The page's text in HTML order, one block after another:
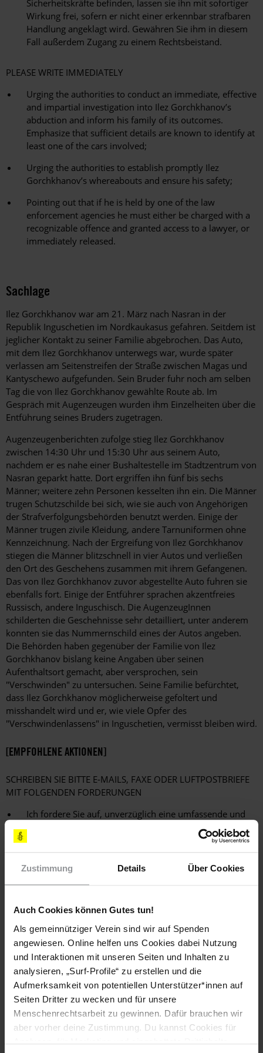
Zustimmung Details Über Cookies
Auch Cookies können Gutes tun!
Als gemeinnütziger Verein sind wir auf Spenden
angewiesen. Online helfen uns Cookies dabei Nutzung
und Interaktionen mit unseren Seiten und Inhalten zu
analysieren, „Surf-Profile“ zu erstellen und die
Aufmerksamkeit von potentiellen Unterstützer*innen auf
Seiten Dritter zu wecken und für unsere
Menschenrechtsarbeit zu gewinnen. Dafür brauchen wir
aber vorher deine Zustimmung. Du kannst Cookies für
Sicherheitskräfte befinden, lassen sie ihn mit sofortiger
Wirkung frei, sofern er nicht einer erkennbar strafbaren
Handlung angeklagt wird. Gewähren Sie ihm in diesem
Fall außerdem Zugang zu einem Rechtsbeistand.
PLEASE WRITE IMMEDIATELY
Urging the authorities to conduct an immediate, effective
and impartial investigation into Ilez Gorchkhanov’s
abduction and inform his family of its outcomes.
Emphasize that sufficient details are known to identify at
least one of the cars involved;
Urging the authorities to establish promptly Ilez
Gorchkhanov’s whereabouts and ensure his safety;
Pointing out that if he is held by one of the law
enforcement agencies he must either be charged with a
recognizable offence and granted access to a lawyer, or
immediately released.
Sachlage
Ilez Gorchkhanov war am 21. März nach Nasran in der
Republik Inguschetien im Nordkaukasus gefahren. Seitdem ist
jeglicher Kontakt zu seiner Familie abgebrochen. Das Auto,
mit dem Ilez Gorchkhanov unterwegs war, wurde später
verlassen am Seitenstreifen der Straße zwischen Magas und
Kantyschewo aufgefunden. Sein Bruder fuhr noch am selben
Tag die von Ilez Gorchkhanov gewählte Route ab. Im
Gespräch mit Augenzeugen wurden ihm Einzelheiten über die
Entführung seines Bruders zugetragen.
Augenzeugenberichten zufolge stieg Ilez Gorchkhanov
zwischen 14:30 Uhr und 15:30 Uhr aus seinem Auto,
nachdem er es nahe einer Bushaltestelle im Stadtzentrum von
Nasran geparkt hatte. Dort ergriffen ihn fünf bis sechs
Männer; weitere zehn Personen kesselten ihn ein. Die Männer
trugen Schutzschilde bei sich, wie sie auch von Angehörigen
der Strafverfolgungsbehörden benutzt werden. Einige der
Männer trugen zivile Kleidung, andere Tarnuniformen ohne
Kennzeichnung. Nach der Ergreifung von Ilez Gorchkhanov
stiegen die Männer blitzschnell in vier Autos und verließen
den Ort des Geschehens zusammen mit ihrem Gefangenen.
Das von Ilez Gorchkhanov zuvor abgestellte Auto fuhren sie
ebenfalls fort. Einige der Entführer sprachen akzentfreies
Russisch, andere Inguschisch. Die AugenzeugInnen
schilderten die Geschehnisse sehr detailliert, unter anderem
konnten sie das Nummernschild eines der Autos angeben.
Die Behörden haben gegenüber der Familie von Ilez
Gorchkhanov bislang keine Angaben über seinen
Aufenthaltsort gemacht, aber versprochen, sein
"Verschwinden" zu untersuchen. Seine Familie befürchtet,
dass Ilez Gorchkhanov möglicherweise gefoltert und
misshandelt wird und er, wie viele Opfer des
"Verschwindenlassens" in Inguschetien, vermisst bleiben wird.
[EMPFOHLENE AKTIONEN]
SCHREIBEN SIE BITTE E-MAILS, FAXE ODER LUFTPOSTBRIEFE
MIT FOLGENDEN FORDERUNGEN
Ich fordere Sie auf, unverzüglich eine umfassende und
unabhängige Untersuchung des "Verschwindens" von
Ilez Gorchkhanov durchzuführen und seine
Familienangehörigen über die Ergebnisse zu
informieren. Ich weise darauf hin, dass aufgrund der
Leiten Sie umgehend Schritte ein, um den Aufenthaltsort
von Ilez Gorchkhanov zu ermitteln und seine Sicherheit
zu gewährleisten.
Sollte Ilez Gorchkhanov sich in Gewahrsam der
Sicherheitskräfte befinden, lassen sie ihn mit sofortiger
Wirkung frei, sofern er nicht einer erkennbar strafbaren
Handlung angeklagt wird. Gewähren Sie ihm in diesem
Fall außerdem Zugang zu einem Rechtsbeistand.